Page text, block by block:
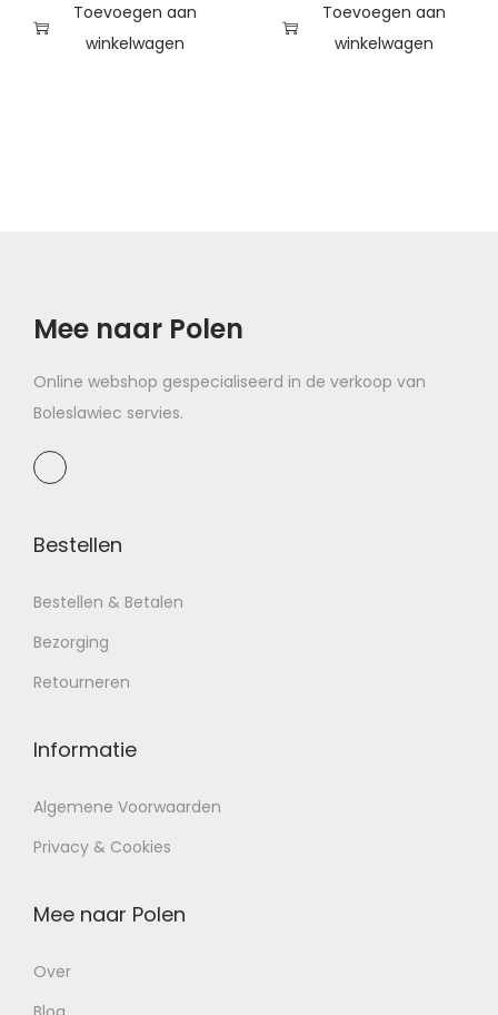
Toevoegen aan
winkelwagen
Toevoegen aan
winkelwagen
Mee naar Polen
Online webshop gespecialiseerd in de verkoop van
Boleslawiec servies.
Bestellen
Bestellen & Betalen
Bezorging
Retourneren
Informatie
Algemene Voorwaarden
Privacy & Cookies
Mee naar Polen
Over